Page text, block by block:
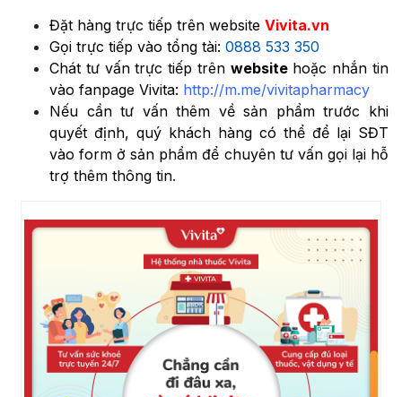
Đặt hàng trực tiếp trên website Vivita.vn
Gọi trực tiếp vào tổng tài: 0888 533 350
Chát tư vấn trực tiếp trên websitehoặc nhắn tin
vào fanpage Vivita: http://m.me/vivitapharmacy
Nếu cần tư vấn thêm về sản phẩm trước khi
quyết định, quý khách hàng có thể để lại SĐT
vào form ở sản phẩm để chuyên tư vấn gọi lại hỗ
trợ thêm thông tin.